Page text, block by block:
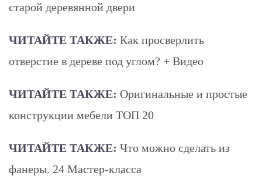
старой деревянной двери
ЧИТАЙТЕ ТАКЖЕ: Как просверлить
отверстие в дереве под углом? + Видео
ЧИТАЙТЕ ТАКЖЕ: Оригинальные и простые
конструкции мебели ТОП 20
ЧИТАЙТЕ ТАКЖЕ: Что можно сделать из
фанеры. 24 Мастер-класса